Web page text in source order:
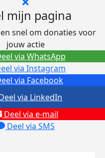
mijn pagina
snel om donaties voor
jouw actie
via Facebook
via Instagram
Deel via e-mail
Deel via SMS
via LinkedIn
via WhatsApp